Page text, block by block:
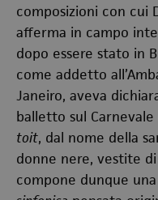
composizioni con cui
afferma in campo
dopo essere stato in
come addetto
Janeiro, aveva
balletto sul
toit, dal nome della
donne nere, vestite
compone dunque